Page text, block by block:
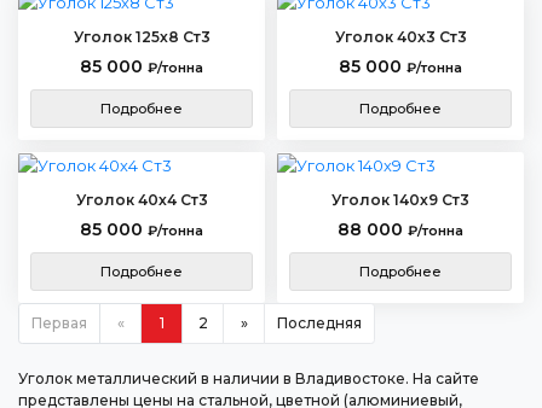
Уголок 125х8 Ст3
85 000 ₽/тонна
Подробнее
Уголок 40х3 Ст3
85 000 ₽/тонна
Подробнее
Уголок 40х4 Ст3
85 000 ₽/тонна
Подробнее
Уголок 140х9 Ст3
88 000 ₽/тонна
Подробнее
Первая « 1 2 » Последняя
Уголок металлический в наличии в Владивостоке. На сайте
представлены цены на стальной, цветной (алюминиевый,